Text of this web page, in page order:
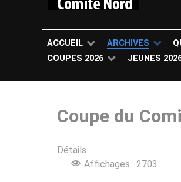
ACCUEIL ARCHIVES
COUPES 2026
JEUNES
Coupe du
Détails
Affichages : 2703